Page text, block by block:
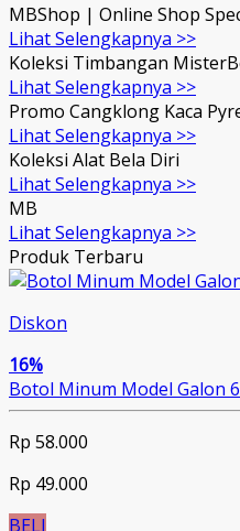
MBShop | Online Shop
Lihat Selengkapnya >>
Koleksi Timbangan
Lihat Selengkapnya >>
Promo Cangklong Kaca
Lihat Selengkapnya >>
Koleksi Alat Bela Diri
Lihat Selengkapnya >>
MB
Lihat Selengkapnya >>
Produk Terbaru
Diskon
16%
Botol Minum Model Galon
Rp 58.000
Rp 49.000
BELI